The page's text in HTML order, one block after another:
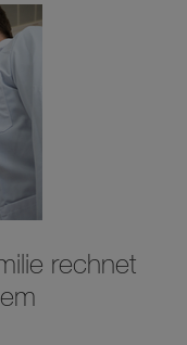
rechnet